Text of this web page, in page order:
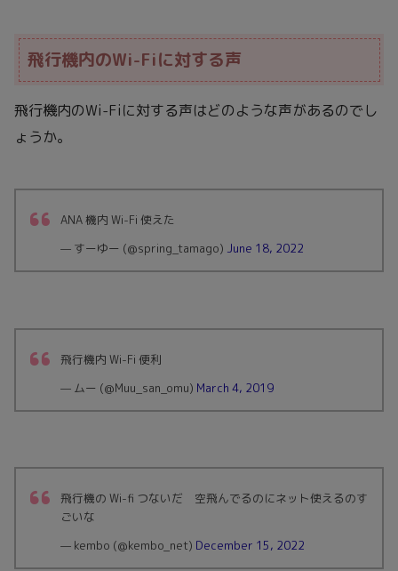
飛行機内のWi-Fiに対する声
飛行機内のWi-Fiに対する声はどのような声があるのでし
ょうか。
ANA 機内 Wi-Fi 使えた
— すーゆー (@spring_tamago) June 18, 2022
飛行機内 Wi-Fi 便利
— ムー (@Muu_san_omu) March 4, 2019
飛行機の Wi-fi つないだ 空飛んでるのにネット使えるのす
ごいな
— kembo (@kembo_net) December 15, 2022